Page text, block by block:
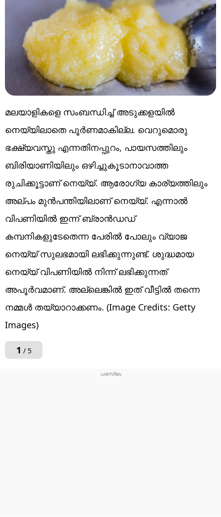
മലയാളികളെ സംബന്ധിച്ച് അടുക്കളയിൽ
നെയ്യിലാതെ പൂർണമാകില്ല. വെറുമൊരു
ഭക്ഷ്യവസ്തു എന്നതിനപ്പുറം, പായസത്തിലും
ബിരിയാണിയിലും ഒഴിച്ചുകൂടാനാവാത്ത
രുചിക്കൂട്ടാണ് നെയ്യ്. ആരോ​ഗ്യ കാര്യത്തിലും
അല്പം മുൻപന്തിയിലാണ് നെയ്യ്. എന്നാൽ
വിപണിയിൽ ഇന്ന് ബ്രാൻഡഡ്
കമ്പനികളുടേതെന്ന പേരിൽ പോലും വ്യാജ
നെയ്യ് സുലഭമായി ലഭിക്കുന്നുണ്ട്. ശുദ്ധമായ
നെയ്യ് വിപണിയിൽ നിന്ന് ലഭിക്കുന്നത്
അപൂർവമാണ്. അല്ലെങ്കിൽ ഇത് വീട്ടിൽ തന്നെ
നമ്മൾ തയ്യാറാക്കണം. (Image Credits: Getty
Images)
1 / 5